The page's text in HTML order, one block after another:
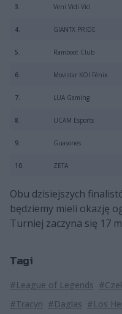
3. Veni Vidi Vici
4. GIANTX PRIDE
5. Ramboot Club
6. Movistar KOI Fénix
7. LUA Gaming
8. UCAM Esports
9. Guasones
10. ZETA
Obu dzisiejszych
będziemy mieli okazję
Turniej zaczyna się 17
Tagi
#League of Legends
#Tracyn #Daglas #Los